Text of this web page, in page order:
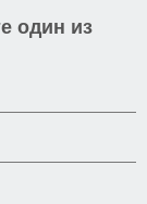
один из